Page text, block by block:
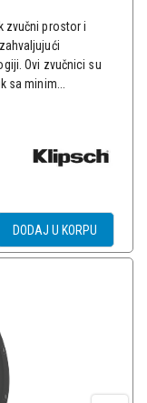
zvučni prostor i
Ovi zvučnici su
sa minim...
DODAJ U KORPU